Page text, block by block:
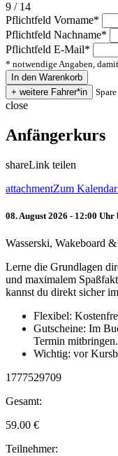
9 / 14
Pflichtfeld Vorname*
Pflichtfeld Nachname*
Pflichtfeld E-Mail*
* notwendige Angaben,
close
Anfängerkurs
shareLink teilen
attachmentZum
08. August 2026 - 12:00
Wasserski, Wakeboard
Lerne die Grundlagen
und maximalem
kannst du direkt sicher
Flexibel:
Gutscheine: Im
Termin mitbringen.
Wichtig: vor
1777529709
Gesamt:
59.00 €
Teilnehmer: